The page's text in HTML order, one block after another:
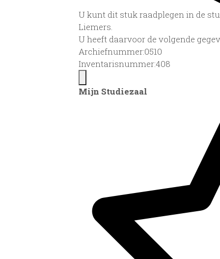
U kunt dit stuk raadplegen in de
Liemers.
U heeft daarvoor de volgende
Archiefnummer:0510
Inventarisnummer:408
Mijn Studiezaal